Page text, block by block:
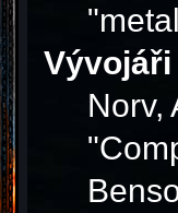
Vývojáři
Norv,